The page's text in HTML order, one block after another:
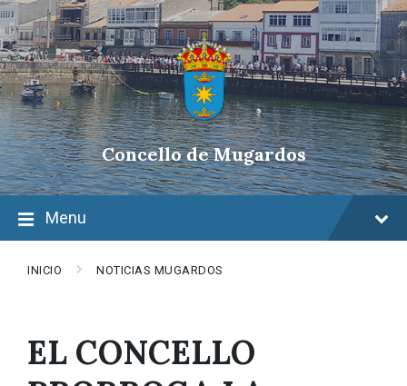
Skip
to
content
Skip
to
main
navigation
Skip
to
footer
Concello de Mugardos
Menu
INICIO NOTICIAS MUGARDOS
EL CONCELLO